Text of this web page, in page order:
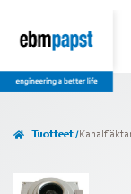
Tuotteet /